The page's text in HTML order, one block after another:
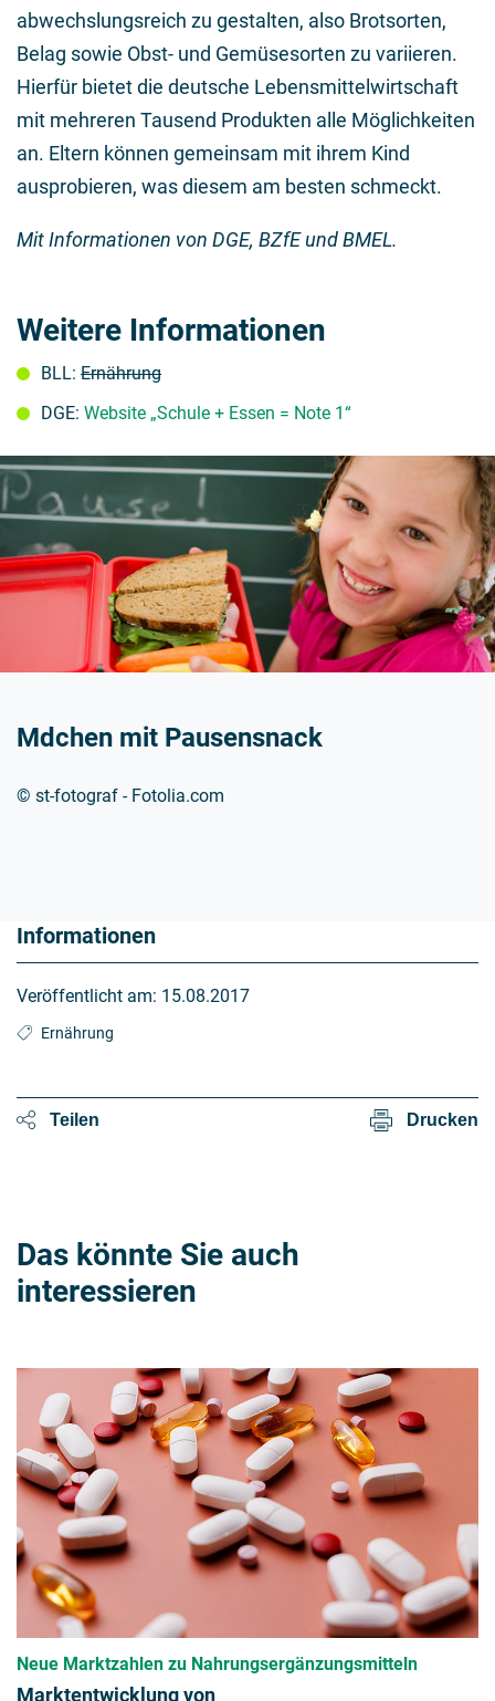
abwechslungsreich zu gestalten, also Brotsorten,
Belag sowie Obst- und Gemüsesorten zu variieren.
Hierfür bietet die deutsche Lebensmittelwirtschaft
mit mehreren Tausend Produkten alle Möglichkeiten
an. Eltern können gemeinsam mit ihrem Kind
ausprobieren, was diesem am besten schmeckt.
Mit Informationen von DGE, BZfE und BMEL.
Weitere Informationen
BLL: Ernährung
DGE: Website „Schule + Essen = Note 1“
Gut gestärkt den „Ernst des
Mdchen mit Pausensnack
© st-fotograf - Fotolia.com
Informationen
Veröffentlicht am: 15.08.2017
Ernährung
Teilen Drucken
Das könnte Sie auch
interessieren
Neue Marktzahlen zu Nahrungsergänzungsmitteln
Marktentwicklung von